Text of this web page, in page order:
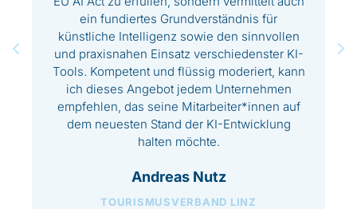
ein fundiertes Grundverständnis für
künstliche Intelligenz sowie den sinnvollen
und praxisnahen Einsatz verschiedenster KI-
Tools. Kompetent und flüssig moderiert, kann
ich dieses Angebot jedem Unternehmen
empfehlen, das seine Mitarbeiter*innen auf
dem neuesten Stand der KI-Entwicklung
halten möchte.
Andreas Nutz
TOURISMUSVERBAND LINZ